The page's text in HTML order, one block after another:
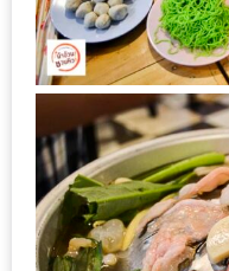
อิ่ม
ชิ
ลล์
ไม่
เกิน
200
บาท